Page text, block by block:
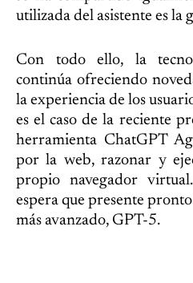
utilizada del asistente es la
Con todo ello, la
continúa ofreciendo
la experiencia de los
es el caso de la reciente
herramienta ChatGPT
por la web, razonar y
propio navegador
espera que presente
más avanzado, GPT-5.